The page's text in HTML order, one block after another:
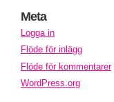
Meta
Logga in
Flöde för inlägg
Flöde för kommentarer
WordPress.org